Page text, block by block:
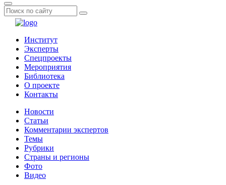
Институт
Эксперты
Спецпроекты
Мероприятия
Библиотека
О проекте
Контакты
Новости
Статьи
Комментарии экспертов
Темы
Рубрики
Страны и регионы
Фото
Видео